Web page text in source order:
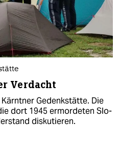
Verdacht
Gedenkstätte. Die
dort 1945 ermordeten Slo­
diskutieren.